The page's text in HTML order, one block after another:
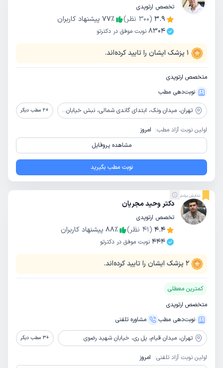
تخصص ارتوپدی
3.9
(
300 نظر) 77٪
پیشنهاد کاربران
8304 نوبت موفق در دکترتو
1 پزشک ایشان را تایید کرده‌اند.
متخصص ارتوپدی
نوبت‌دهی مطب
تهران، میدان ونک، ابتدای گاندی شمالی، نبش خیابان صانعی، ساختمان 34، طبقه دوم، واحد 5 +
2 مطب دیگر
اولین نوبت آزاد مطب: امروز
مشاهده پروفایل
نوبت مطب بگیرید
نمایش بیشتر
دکتر وحید مجریان
تخصص ارتوپدی
4.4
(
41 نظر) 88٪
پیشنهاد کاربران
444 نوبت موفق در دکترتو
2 پزشک ایشان را تایید کرده‌اند.
کمترین معطلی
متخصص ارتوپدی
نوبت‌دهی مطب
مشاوره‌ تلفنی
تهران، میدان قیام، پل ری، خیابان شهید رضوی +
3 مطب دیگر
اولین نوبت آزاد تلفنی: امروز